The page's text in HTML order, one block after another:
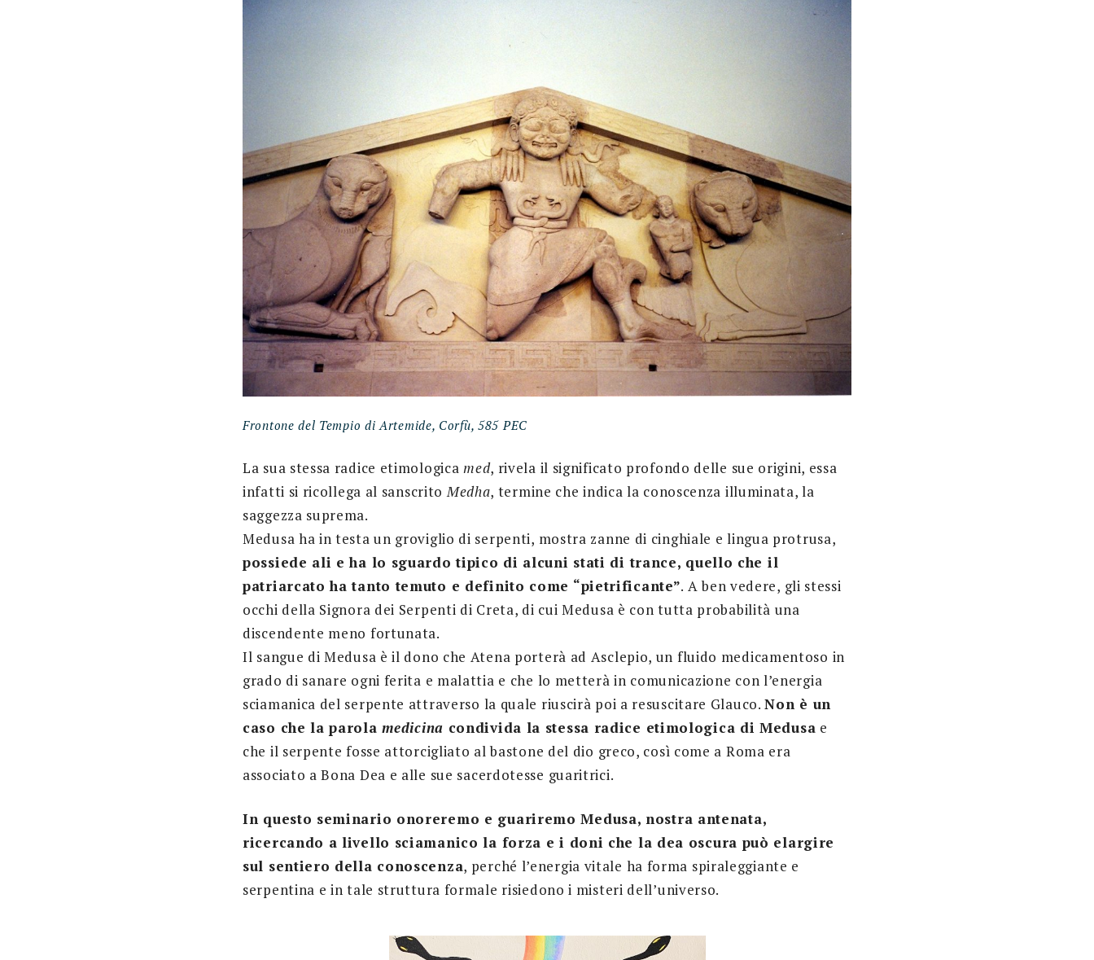
Frontone del Tempio di Artemide, Corfù, 585 PEC
La sua stessa radice etimologicamed, rivela il significato profondo delle sue origini, essa
infatti si ricollega al sanscritoMedha, termine che indica la conoscenza illuminata, la
saggezza suprema.
Medusa ha in testa un groviglio di serpenti, mostra zanne di cinghiale e lingua protrusa,
possiede ali e ha lo sguardo tipico di alcuni stati di trance, quello che il
patriarcato ha tanto temuto e definito come “pietrificante”. A ben vedere, gli stessi
occhi della Signora dei Serpenti di Creta, di cui Medusa è con tutta probabilità una
discendente meno fortunata.
Il sangue di Medusa è il dono che Atena porterà ad Asclepio, un fluido medicamentoso in
grado di sanare ogni ferita e malattia e che lo metterà in comunicazione con l’energia
sciamanica del serpente attraverso la quale riuscirà poi a resuscitare Glauco.Non è un
caso che la parolamedicina condivida la stessa radice etimologica di Medusa e
che il serpente fosse attorcigliato al bastone del dio greco, così come a Roma era
associato a Bona Dea e alle sue sacerdotesse guaritrici.
In questo seminario onoreremo e guariremo Medusa, nostra antenata,
ricercando a livello sciamanico la forza e i doni che la dea oscura può elargire
sul sentiero della conoscenza, perché l’energia vitale ha forma spiraleggiante e
serpentina e in tale struttura formale risiedono i misteri dell’universo.